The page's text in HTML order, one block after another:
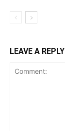
LEAVE A REPLY